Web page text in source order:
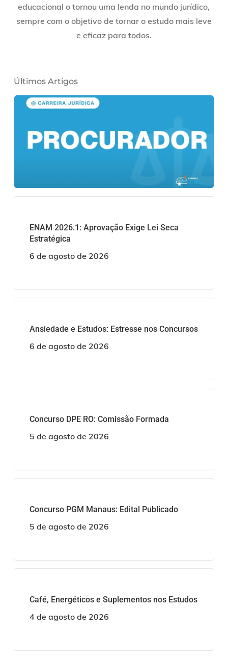
educacional o tornou uma lenda no mundo jurídico,
sempre com o objetivo de tornar o estudo mais leve
e eficaz para todos.
Últimos Artigos
ENAM 2026.1: Aprovação Exige Lei Seca
Estratégica
6 de agosto de 2026
Ansiedade e Estudos: Estresse nos Concursos
6 de agosto de 2026
Concurso DPE RO: Comissão Formada
5 de agosto de 2026
Concurso PGM Manaus: Edital Publicado
5 de agosto de 2026
Café, Energéticos e Suplementos nos Estudos
4 de agosto de 2026